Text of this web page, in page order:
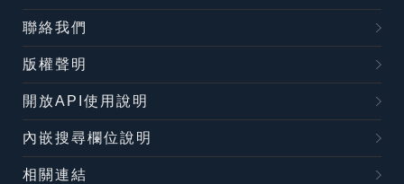
聯絡我們
版權聲明
開放API使用說明
內嵌搜尋欄位說明
相關連結